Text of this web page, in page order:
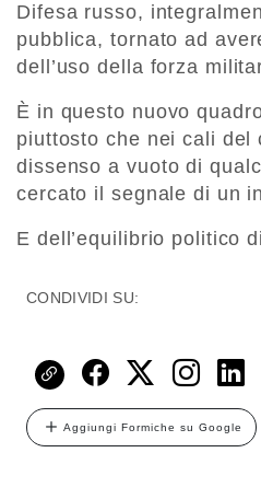
Difesa russo,
pubblica, tornato ad
dell’uso della forza
È in questo nuovo
piuttosto che nei cali del
dissenso a vuoto di
cercato il segnale di un
E dell’equilibrio politico
CONDIVIDI SU:
Aggiungi Formiche su Google